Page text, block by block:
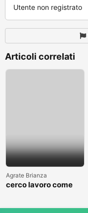
Utente non registrato
Articoli correlati
Agrate Brianza
cerco lavoro come